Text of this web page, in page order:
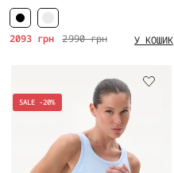
2990 грн
2093 грн У КОШИК
SALE -20%